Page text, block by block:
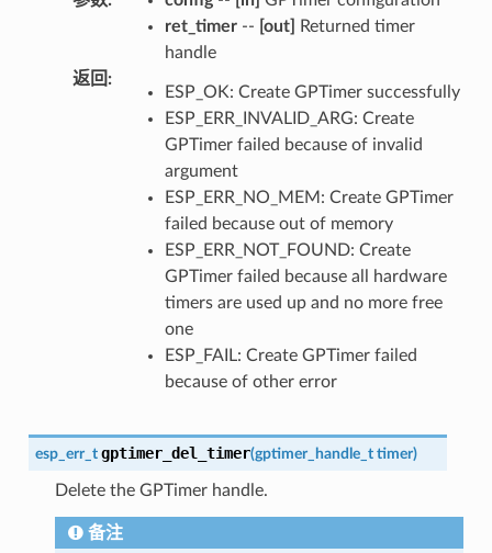
ret_timer-- [out]
Returned timer
handle
返回:
ESP_OK: Create GPTimer successfully
ESP_ERR_INVALID_ARG: Create
GPTimer failed because of invalid
argument
ESP_ERR_NO_MEM: Create GPTimer
failed because out of memory
ESP_ERR_NOT_FOUND: Create
GPTimer failed because all hardware
timers are used up and no more free
one
ESP_FAIL: Create GPTimer failed
because of other error
esp_err_t gptimer_del_timer(gptimer_handle_t timer)
Delete the GPTimer handle.
备注